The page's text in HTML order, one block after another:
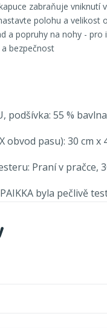
zabraňuje
polohu a velikost
a popruhy na nohy - pro
bezpečnost
podšívka: 55 %
obvod pasu): 30 cm
Praní v pračce,
byla pečlivě